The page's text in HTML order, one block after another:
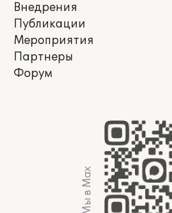
Внедрения
Публикации
Мероприятия
Партнеры
Форум
Мы в Max